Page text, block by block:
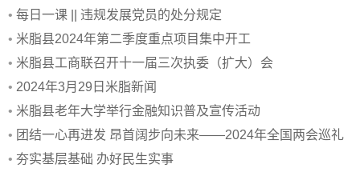
企业
• 每日一课 || 违规发展党员的处分规定
• 米脂县2024年第二季度重点项目集中开工
• 米脂县工商联召开十一届三次执委（扩大）会
• 2024年3月29日米脂新闻
• 米脂县老年大学举行金融知识普及宣传活动
• 团结一心再进发 昂首阔步向未来——2024年全国两会巡礼
• 夯实基层基础 办好民生实事